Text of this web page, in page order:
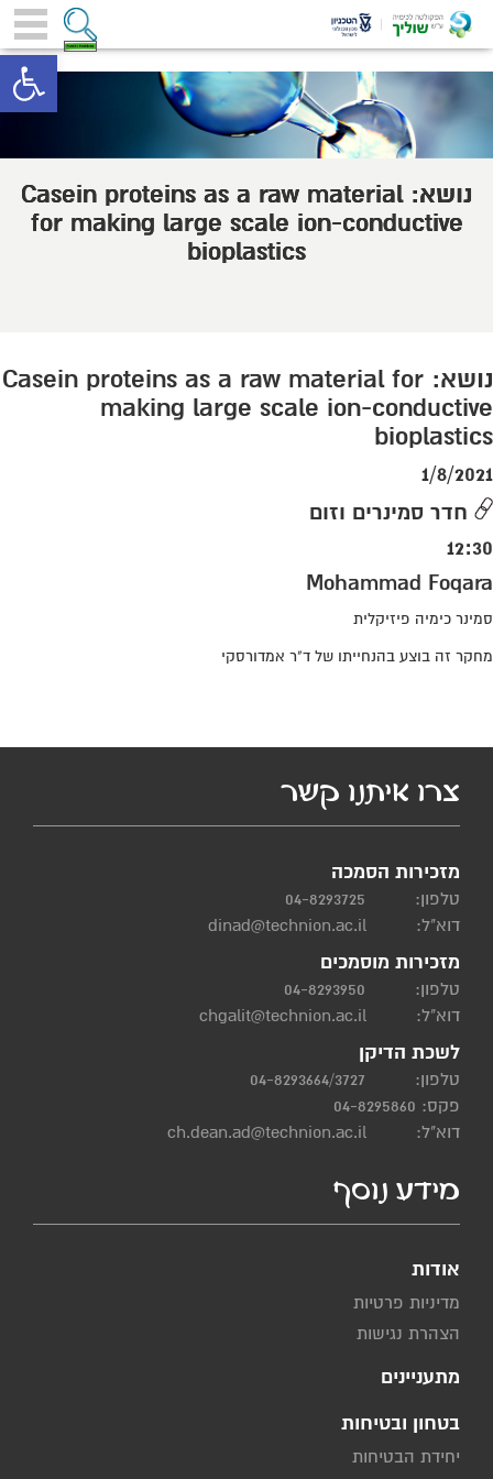
נושא: Casein proteins as a raw material
for making large scale ion-conductive
bioplastics
נושא: Casein proteins as a raw material for
making large scale ion-conductive
bioplastics
1/8/2021
חדר סמינרים וזום
12:30
Mohammad Foqara
סמינר כימיה פיזיקלית
מחקר זה בוצע בהנחייתו של ד"ר אמדורסקי
צרו איתנו קשר
מזכירות הסמכה
טלפון:
04-8293725
דוא"ל:
dinad@technion.ac.il
מזכירות מוסמכים
טלפון:
04-8293950
דוא"ל:
chgalit@technion.ac.il
לשכת הדיקן
טלפון:
04-8293664/3727
פקס: 04-8295860
דוא"ל:
ch.dean.ad@technion.ac.il
מידע נוסף
אודות
מדיניות פרטיות
הצהרת נגישות
מתעניינים
בטחון ובטיחות
יחידת הבטיחות